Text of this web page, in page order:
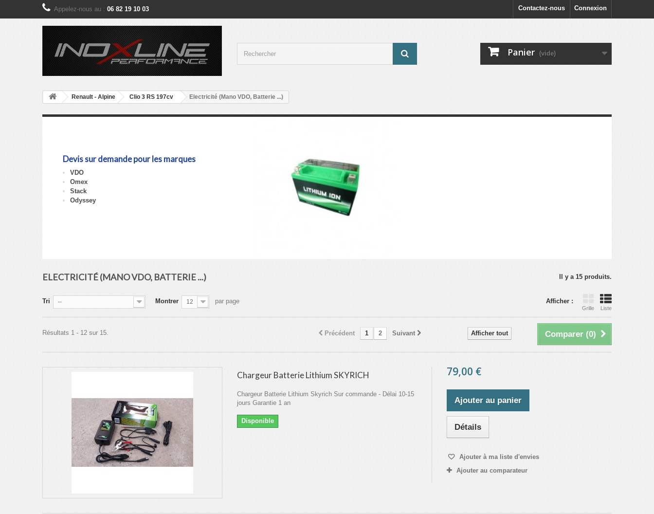
Connexion
Contactez-nous
Appelez-nous au : 06 82 19 10 03
Panier (vide)
Renault - Alpine Clio 3 RS 197cv Electricité (Mano VDO, Batterie ...)
Devis sur demande pour les marques
VDO
Omex
Stack
Odyssey
ELECTRICITÉ (MANO VDO, BATTERIE ...) Il y a 15 produits.
Afficher :
Grille Liste
Tri -- Montrer 12 par page
Comparer (0)
Afficher tout
Précédent 1 2 Suivant
Résultats 1 - 12 sur 15.
Chargeur Batterie Lithium SKYRICH
Chargeur Batterie Lithium Skyrich Sur commande - Délai 10-15
jours Garantie 1 an
Disponible
79,00 €
Ajouter au panier
Détails
Ajouter à ma liste d'envies
Ajouter au comparateur